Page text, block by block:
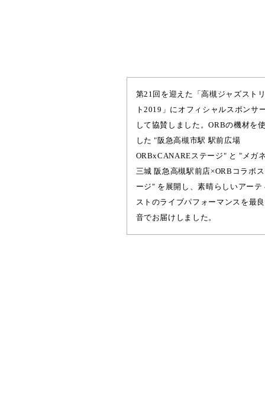
第21回を迎えた「高槻ジャズスト
ト2019」にオフィシャルスポンサ
して協賛しました。ORBの機材を
した "阪急高槻市駅 駅前広場
ORBxCANAREステージ" と "メガ
三城 阪急高槻駅前店×ORBコラボ
ージ" を展開し、素晴らしいアーテ
ストのライブパフォーマンスを最
音でお届けしました。